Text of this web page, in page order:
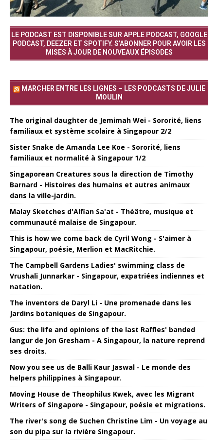
LE PODCAST EST DISPONIBLE SUR APPLE PODCAST, GOOGLE
PODCAST, DEEZER ET SPOTIFY. S’ABONNER POUR AVOIR LES
MISES À JOUR DE NOUVEAUX ÉPISODES
MARCHER ENTRE LES LIGNES – LES PODCASTS DE JULIE
MOULIN
The original daughter de Jemimah Wei - Sororité, liens
familiaux et système scolaire à Singapour 2/2
Sister Snake de Amanda Lee Koe - Sororité, liens
familiaux et normalité à Singapour 1/2
Singaporean Creatures sous la direction de Timothy
Barnard - Histoires des humains et autres animaux
dans la ville-jardin.
Malay Sketches d'Alfian Sa'at - Théâtre, musique et
communauté malaise de Singapour.
This is how we come back de Cyril Wong - S'aimer à
Singapour, poésie, Merlion et MacRitchie.
The Campbell Gardens Ladies' swimming class de
Vrushali Junnarkar - Singapour, expatriées indiennes et
natation.
The inventors de Daryl Li - Une promenade dans les
Jardins botaniques de Singapour.
Gus: the life and opinions of the last Raffles' banded
langur de Jon Gresham - A Singapour, la nature reprend
ses droits.
Now you see us de Balli Kaur Jaswal - Le monde des
helpers philippines à Singapour.
Moving House de Theophilus Kwek, avec les Migrant
Writers of Singapore - Singapour, poésie et migrations.
The river's song de Suchen Christine Lim - Un voyage au
son du pipa sur la rivière Singapour.